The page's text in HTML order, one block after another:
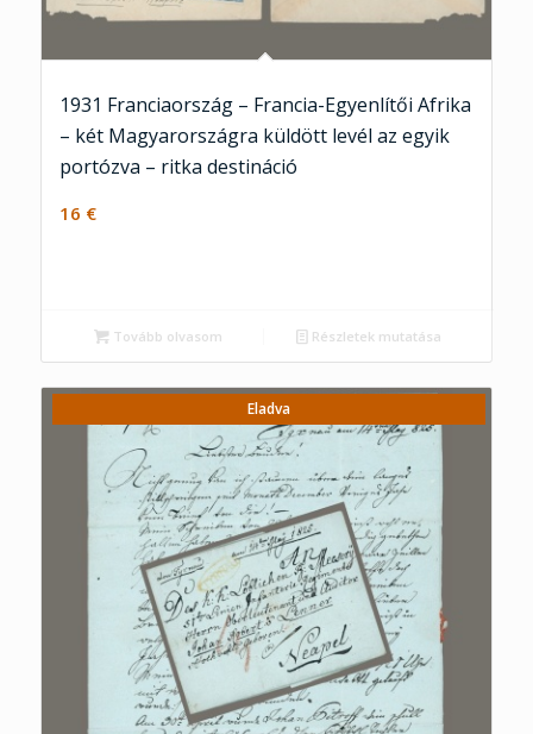
1931 Franciaország – Francia-Egyenlítői Afrika
– két Magyarországra küldött levél az egyik
portózva – ritka destináció
16 €
Tovább olvasom Részletek mutatása
Eladva